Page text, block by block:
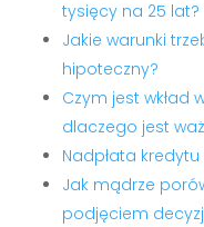
tysięcy na 25 lat?
Jakie warunki
hipoteczny?
Czym jest wkład
dlaczego jest
Nadpłata
Jak mądrze
podjęciem